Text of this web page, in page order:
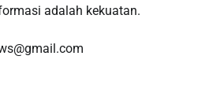
adalah kekuatan.